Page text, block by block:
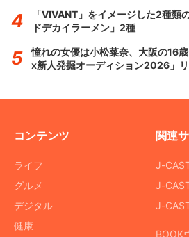
「VIVANT」をイメージした2種
ドデカイラーメン」2種
憧れの女優は小松菜奈、大阪の16
x新人発掘オーディション2026」
コンテンツ
ライフ
グルメ
デジタル
健康
関連
J-
J-
J-
BOOK